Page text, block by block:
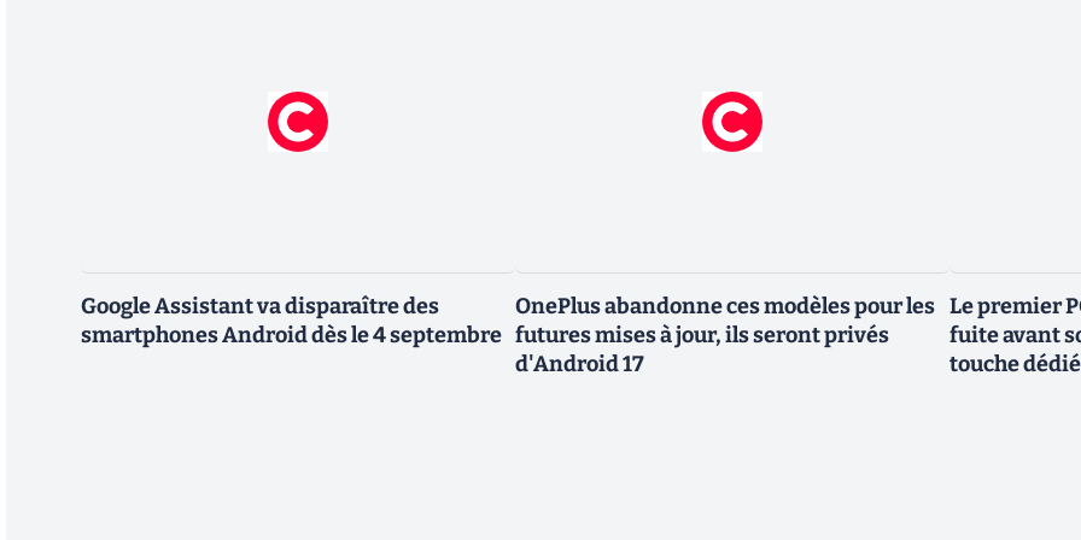
Google Assistant va disparaître des
smartphones Android dès le 4 septembre
OnePlus abandonne ces modèles pour les
futures mises à jour, ils seront privés
d'Android 17
Le premier
fuite avant
touche